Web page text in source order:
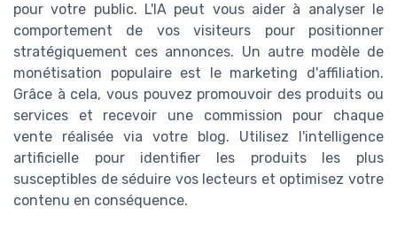
pour votre public. L'IA peut vous aider à analyser le
comportement de vos visiteurs pour positionner
stratégiquement ces annonces. Un autre modèle de
monétisation populaire est le marketing d'affiliation.
Grâce à cela, vous pouvez promouvoir des produits ou
services et recevoir une commission pour chaque
vente réalisée via votre blog. Utilisez l'intelligence
artificielle pour identifier les produits les plus
susceptibles de séduire vos lecteurs et optimisez votre
contenu en conséquence.